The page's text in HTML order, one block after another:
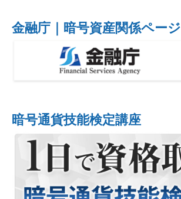
金融庁｜暗号資産関係ページ
暗号通貨技能検定講座